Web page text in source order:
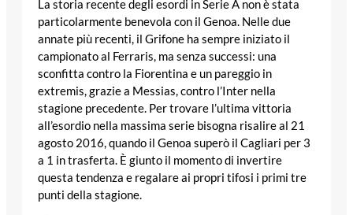
La storia recente degli esordi in Serie A non è stata
particolarmente benevola con il Genoa. Nelle due
annate più recenti, il Grifone ha sempre iniziato il
campionato al Ferraris, ma senza successi: una
sconfitta contro la Fiorentina e un pareggio in
extremis, grazie a Messias, contro l’Inter nella
stagione precedente. Per trovare l’ultima vittoria
all’esordio nella massima serie bisogna risalire al 21
agosto 2016, quando il Genoa superò il Cagliari per 3
a 1 in trasferta. È giunto il momento di invertire
questa tendenza e regalare ai propri tifosi i primi tre
punti della stagione.